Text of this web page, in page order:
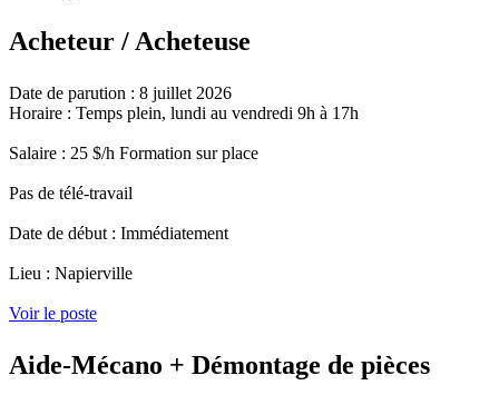
Acheteur / Acheteuse
Date de parution : 8 juillet 2026
Horaire : Temps plein, lundi au vendredi 9h à 17h
Salaire : 25 $/h Formation sur place
Pas de télé-travail
Date de début : Immédiatement
Lieu : Napierville
Voir le poste
Aide-Mécano + Démontage de pièces